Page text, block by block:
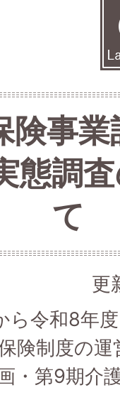
険事
態調
て
更
ら令和8年
険制度の
・第9期介